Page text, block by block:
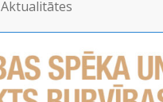
Aktualitātes